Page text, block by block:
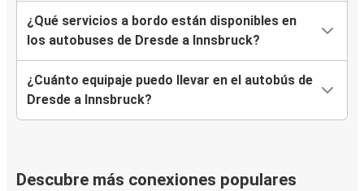
¿Qué servicios a bordo están disponibles en
los autobuses de Dresde a Innsbruck?
¿Cuánto equipaje puedo llevar en el autobús de
Dresde a Innsbruck?
Descubre más conexiones populares